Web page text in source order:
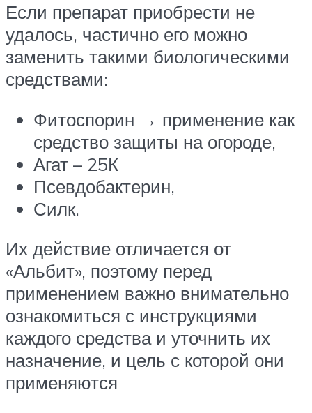
Если препарат приобрести не
удалось, частично его можно
заменить такими биологическими
средствами:
Фитоспорин → применение как
средство защиты на огороде,
Агат – 25К
Псевдобактерин,
Силк.
Их действие отличается от
«Альбит», поэтому перед
применением важно внимательно
ознакомиться с инструкциями
каждого средства и уточнить их
назначение, и цель с которой они
применяются